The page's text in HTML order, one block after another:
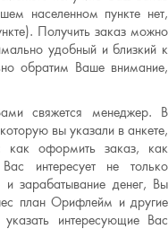
населенном пункте нет,
Получить заказ можно
удобный и близкий к
обратим Ваше внимание,
свяжется менеджер. В
вы указали в анкете,
как оформить заказ, как
интересует не только
зарабатывание денег, Вы
план Орифлейм и другие
интересующие Вас